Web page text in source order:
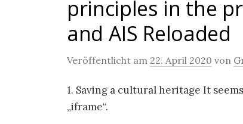
principles in the
and AIS Reloaded
Veröffentlicht am 22. April 2020 von
1. Saving a cultural heritage It